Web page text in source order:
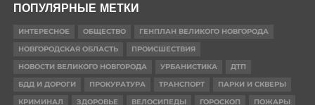
ПОПУЛЯРНЫЕ МЕТКИ
ИНТЕРЕСНОЕ ОБЩЕСТВО
ГЕНПЛАН ВЕЛИКОГО НОВГОРОДА
НОВГОРОДСКАЯ ОБЛАСТЬ
ПРОИСШЕСТВИЯ
НОВОСТИ ВЕЛИКОГО НОВГОРОДА
УРБАНИСТИКА
ДТП
БДД И ДОРОГИ
ПРОКУРАТУРА ТРАНСПОРТ
ПАРКИ И СКВЕРЫ
КРИМИНАЛ
ЗДОРОВЬЕ ВЕЛОСИПЕДЫ ГОРОСКОП ПОЖАРЫ